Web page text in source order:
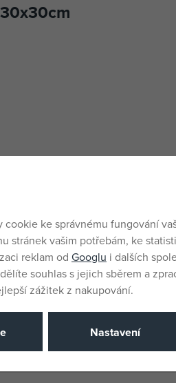
cookie ke správnému fungování
stránek vašim potřebám, ke
reklam od Googlu i dalších
souhlas s jejich sběrem a
zážitek z nakupování.
Nastavení